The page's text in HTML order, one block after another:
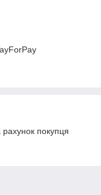
покупця